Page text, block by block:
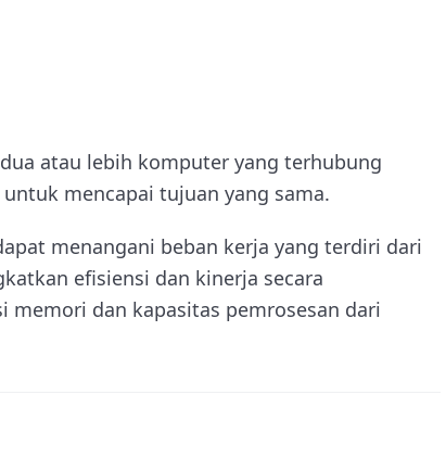
atau lebih komputer yang terhubung
mencapai tujuan yang sama.
menangani beban kerja yang terdiri dari
efisiensi dan kinerja secara
memori dan kapasitas pemrosesan dari